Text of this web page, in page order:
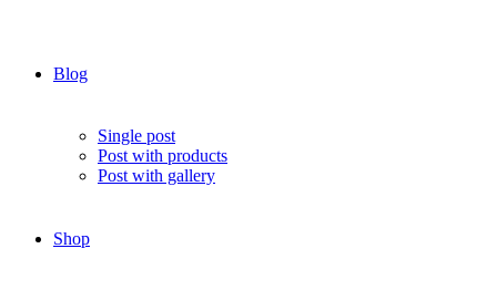
Blog
Single post
Post with products
Post with gallery
Shop